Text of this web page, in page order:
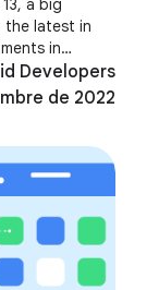
a big
the latest in
in
to
Developers
de 2022